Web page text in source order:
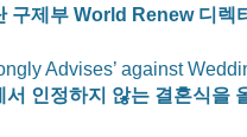
구제부 World Renew 디렉
Advises’ against
인정하지 않는 결혼식을